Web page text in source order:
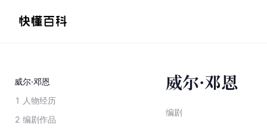
威尔·邓恩
1 人物经历
2 编剧作品
威尔·邓恩
编剧